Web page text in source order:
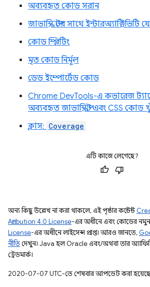
অব্যবহৃত কোড সরান
জাভাস্ক্রিপ্টের সাথে
কোড স্প্লিটিং
মৃত কোড নির্মূল
ডেড ইম্পোর্টেড কোড
Chrome DevTools-এ কভারেজ
অব্যবহৃত জাভাস্ক্রিপ্ট এবং CSS কোড
ক্লাস: Coverage
এটি কাজে লেগেছে?
অন্য কিছু উল্লেখ না করা থাকলে, এই পৃষ্ঠার কন্টেন্ট
Attribution 4.0 License-এর অধীনে এবং কোডের
License-এর অধীনে লাইসেন্স প্রাপ্ত। আরও জানতে,
নীতিদেখুন। Java হল Oracle এবং/অথবা তার
ট্রেডমার্ক।
2020-07-07 UTC-তে শেষবার আপডেট করা